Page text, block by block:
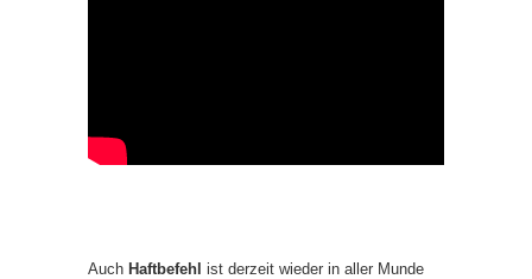
Auch Haftbefehl ist derzeit wieder in aller Munde